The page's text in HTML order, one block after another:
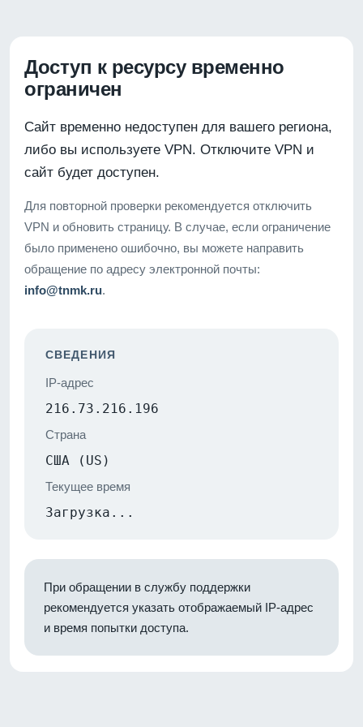
Доступ к ресурсу временно
ограничен
Сайт временно недоступен для вашего региона,
либо вы используете VPN. Отключите VPN и
сайт будет доступен.
Для повторной проверки рекомендуется отключить
VPN и обновить страницу. В случае, если ограничение
было применено ошибочно, вы можете направить
обращение по адресу электронной почты:
info@tnmk.ru.
СВЕДЕНИЯ
IP-адрес
216.73.216.196
Страна
США (US)
Текущее время
Загрузка...
При обращении в службу поддержки
рекомендуется указать отображаемый IP-адрес
и время попытки доступа.